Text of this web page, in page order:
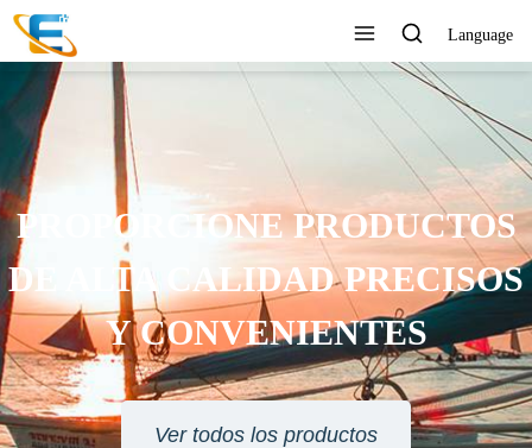
Language
PROPORCIONE PRODUCTOS
DE ALTA CALIDAD PRECISOS
Y CONVENIENTES
Ver todos los productos